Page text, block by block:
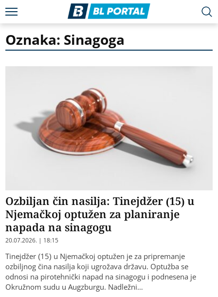
Oznaka: Sinagoga
Ozbiljan čin nasilja: Tinejdžer (15) u
Njemačkoj optužen za planiranje
napada na sinagogu
20.07.2026. | 18:15
Tinejdžer (15) u Njemačkoj optužen je za pripremanje
ozbiljnog čina nasilja koji ugrožava državu. Optužba se
odnosi na pirotehnički napad na sinagogu i podnesena je
Okružnom sudu u Augzburgu. Nadležni…